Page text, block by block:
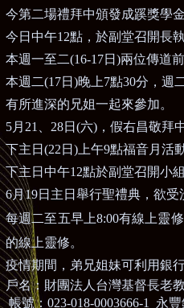
今第二場禮拜中頒發成蹊獎學
今日中午12點，於副堂召開長
本週一至二(16-17日 )兩位傳道
本週二(17日 )晚上7點30分，週
有所進深的兄姐一起來參加。
5月 21 28日 (六)，假右昌敬拜
下主日 (22 日 )上午9點福音月活
下主日中午12點於副堂召開小
6月19日主日舉行聖禮典，欲受
每週二至五早上8:00有線上靈
的線上靈修。
疫情期間，弟兄姐妹可利用銀
戶名：財團法人台灣基督長老
帳號： 023-018-0003666-1 永